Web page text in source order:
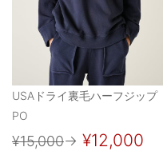
USAドライ裏毛ハーフジップ
PO
¥15,000→ ¥12,000